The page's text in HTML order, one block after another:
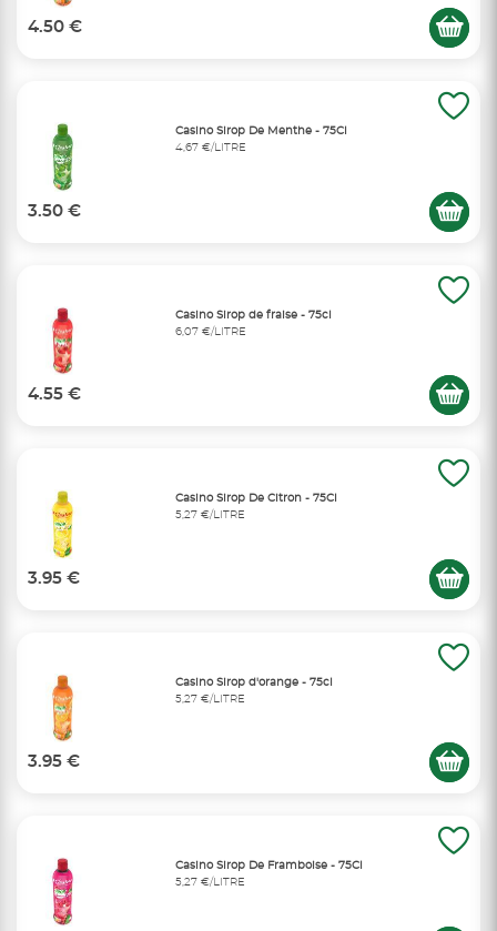
4.50 €
Casino Sirop De Menthe - 75Cl
4,67 €/LITRE
3.50 €
Casino Sirop de fraise - 75cl
6,07 €/LITRE
4.55 €
Casino Sirop De Citron - 75Cl
5,27 €/LITRE
3.95 €
Casino Sirop d'orange - 75cl
5,27 €/LITRE
3.95 €
Casino Sirop De Framboise - 75Cl
5,27 €/LITRE